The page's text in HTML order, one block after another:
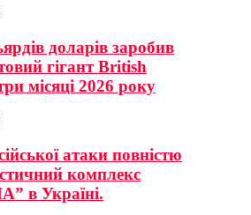
доларів заробив
гігант British
місяці 2026 року
атаки повністю
комплекс
в Україні.